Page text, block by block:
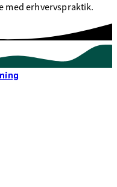
med erhvervspraktik.